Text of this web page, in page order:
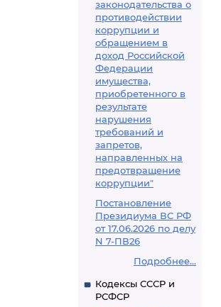
законодательства о
противодействии
коррупции и
обращением в
доход Российской
Федерации
имущества,
приобретенного в
результате
нарушения
требований и
запретов,
направленных на
предотвращение
коррупции"
Постановление
Президиума ВС РФ
от 17.06.2026 по делу
N 7-ПВ26
Подробнее...
Кодексы СССР и
РСФСР